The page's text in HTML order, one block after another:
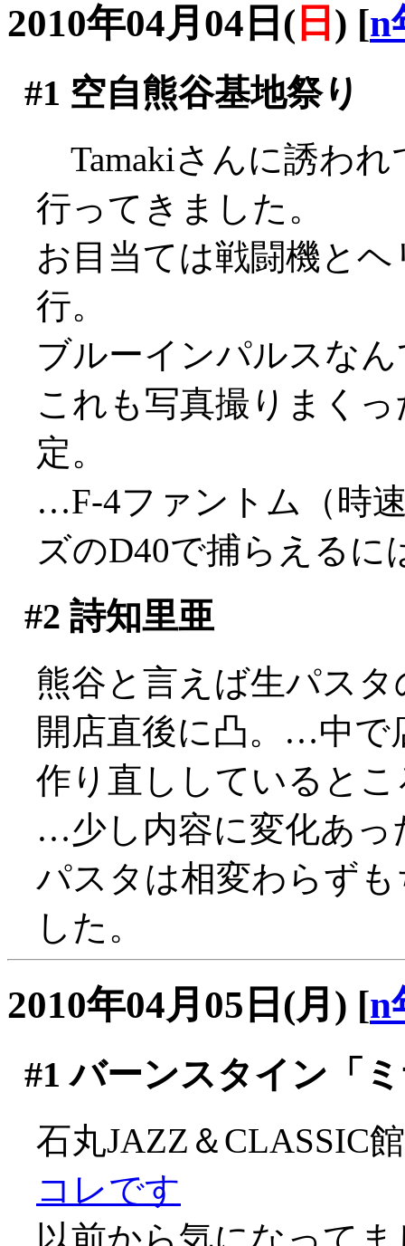
2010年04月04日( 日 ) [n
#1 空自熊谷基地祭り
Tamakiさんに誘われ
行ってきました。
お目当ては戦闘機と
行。
ブルーインパルスな
これも写真撮りまく
定。
…F-4ファントム（時
ズのD40で捕らえる
#2 詩知里亜
熊谷と言えば生パス
開店直後に凸。…中で
作り直ししていると
…少し内容に変化あっ
パスタは相変わらず
した。
2010年04月05日(月) [n
#1 バーンスタイン「
石丸JAZZ＆CLASSIC
コレです
以前から気になって